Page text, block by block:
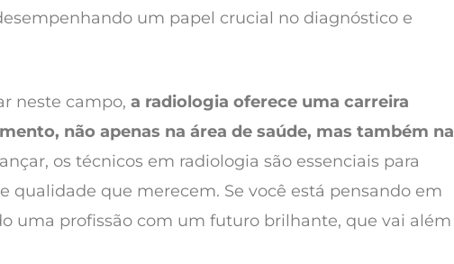
um papel crucial no diagnóstico e
neste campo, a radiologia oferece uma carreira
não apenas na área de saúde, mas também na
os técnicos em radiologia são essenciais para
que merecem. Se você está pensando em
uma profissão com um futuro brilhante, que vai além